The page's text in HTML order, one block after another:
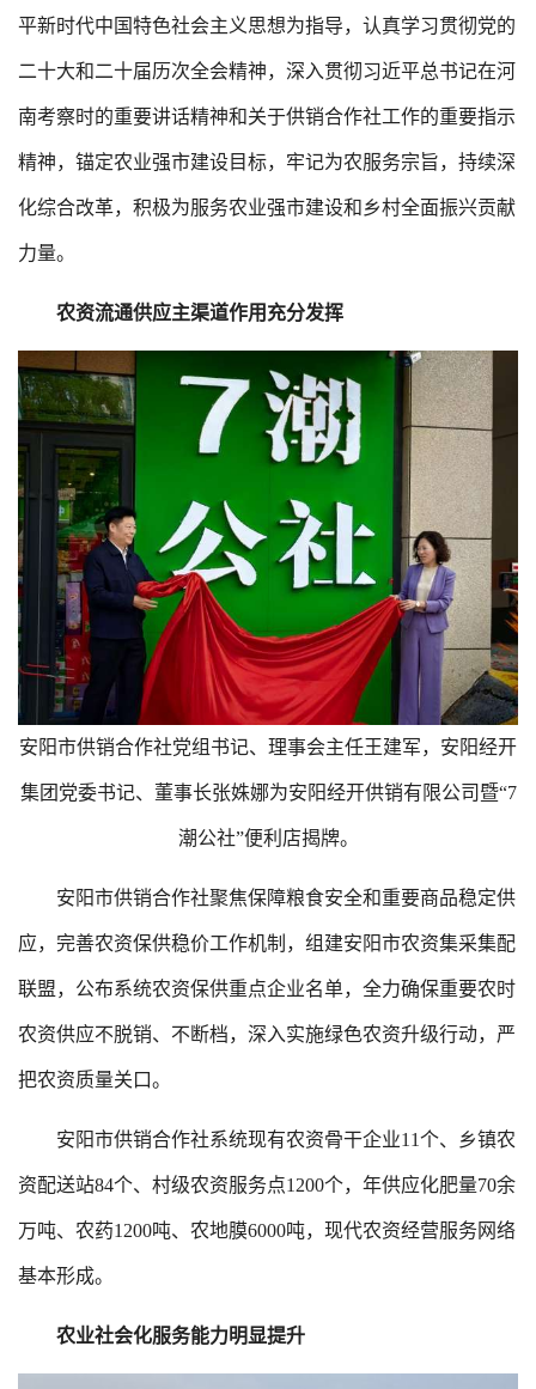
平新时代中国特色社会主义思想为指导，认真学习贯彻党的
二十大和二十届历次全会精神，深入贯彻习近平总书记在河
南考察时的重要讲话精神和关于供销合作社工作的重要指示
精神，锚定农业强市建设目标，牢记为农服务宗旨，持续深
化综合改革，积极为服务农业强市建设和乡村全面振兴贡献
力量。
农资流通供应主渠道作用充分发挥
安阳市供销合作社党组书记、理事会主任王建军，安阳经开
集团党委书记、董事长张姝娜为安阳经开供销有限公司暨“7
潮公社”便利店揭牌。
安阳市供销合作社聚焦保障粮食安全和重要商品稳定供
应，完善农资保供稳价工作机制，组建安阳市农资集采集配
联盟，公布系统农资保供重点企业名单，全力确保重要农时
农资供应不脱销、不断档，深入实施绿色农资升级行动，严
把农资质量关口。
安阳市供销合作社系统现有农资骨干企业11个、乡镇农
资配送站84个、村级农资服务点1200个，年供应化肥量70余
万吨、农药1200吨、农地膜6000吨，现代农资经营服务网络
基本形成。
农业社会化服务能力明显提升